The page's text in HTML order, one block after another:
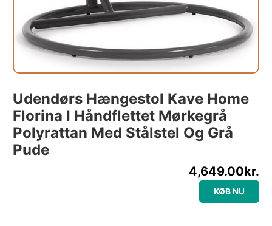
Udendørs Hængestol Kave Home
Florina I Håndflettet Mørkegrå
Polyrattan Med Stålstel Og Grå
Pude
4,649.00kr.
KØB NU